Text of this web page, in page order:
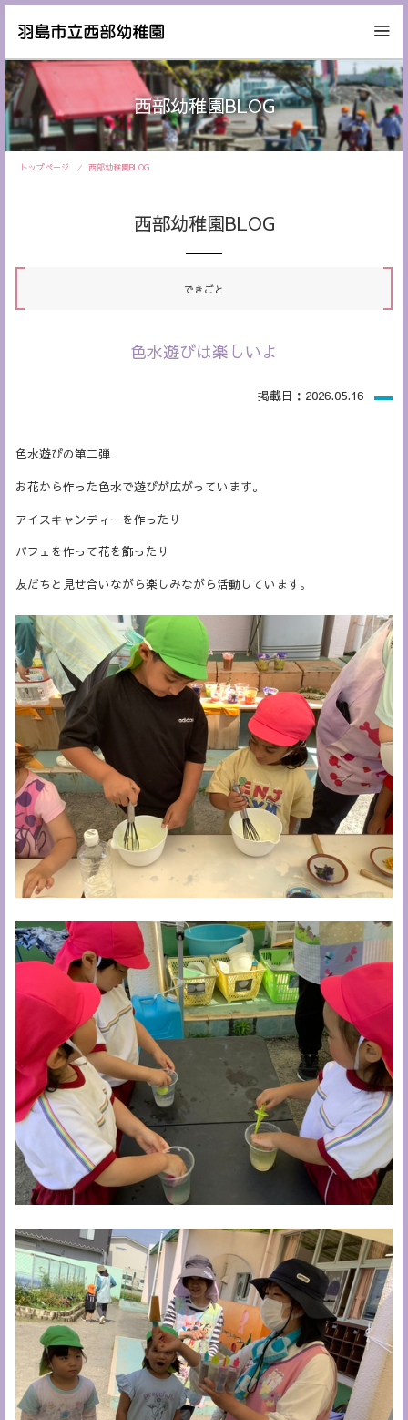
西部幼稚園BLOG
トップページ 西部幼稚園BLOG
西部幼稚園BLOG
できごと
色水遊びは楽しいよ
掲載日：2026.05.16
色水遊びの第二弾
お花から作った色水で遊びが広がっています。
アイスキャンディーを作ったり
パフェを作って花を飾ったり
友だちと見せ合いながら楽しみながら活動しています。